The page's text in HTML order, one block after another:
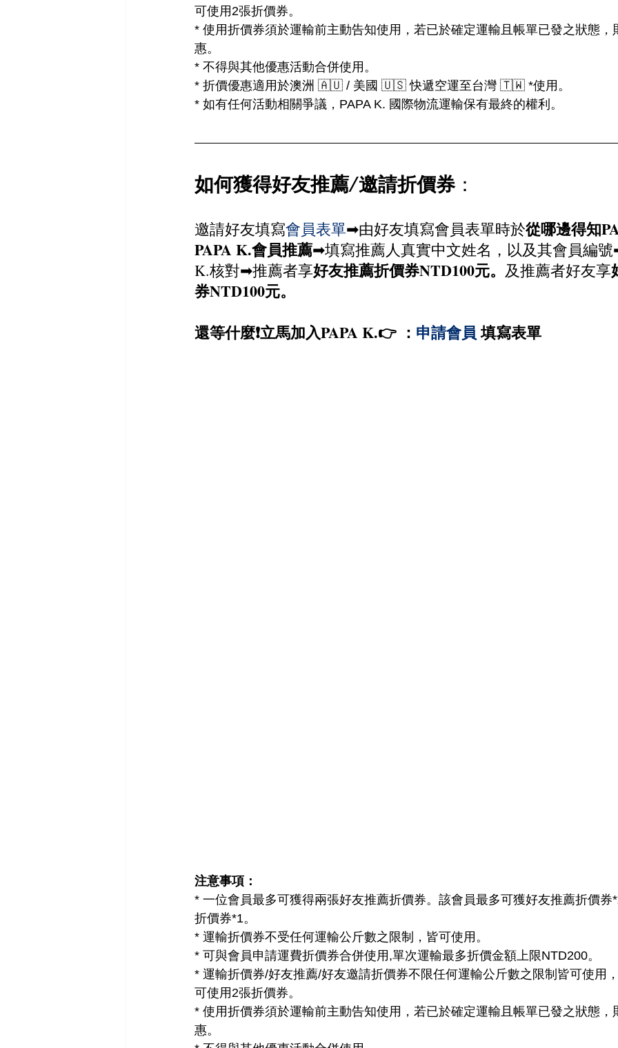
可使用2張折價券。
* 使用折價券須於運輸前主動告知使用，若已於確定運輸且帳單已發之狀態，
惠。
* 不得與其他優惠活動合併使用。
* 折價優惠適用於澳洲 🇦🇺 / 美國 🇺🇸 快遞空運至台灣 🇹🇼 *使用。
* 如有任何活動相關爭議，PAPA K. 國際物流運輸保有最終的權利。
如何獲得好友推薦/邀請折價券：
邀請好友填寫會員表單➡由好友填寫會員表單時於從哪邊得知
PAPA K.會員推薦➡填寫推薦人真實中文姓名，以及其會員編號
K.核對➡​​​​​​​推薦者享好友推薦折價券NTD100元。 及推薦者好友享
券NTD100元。
還等什麼❗️立馬加入PAPA K.👉 ： 申請會員 填寫表單
注意事項：
* 一位會員最多可獲得兩張好友推薦折價券。該會員最多可獲好友推薦折價券
折價券*1。
* 運輸折價券不受任何運輸公斤數之限制，皆可使用。
* 可與會員申請運費折價券合併使用,單次運輸最多折價金額上限NTD200。
* 運輸折價券/好友推薦/好友邀請折價券不限任何運輸公斤數之限制皆可使用
可使用2張折價券。
* 使用折價券須於運輸前主動告知使用，若已於確定運輸且帳單已發之狀態，
惠。